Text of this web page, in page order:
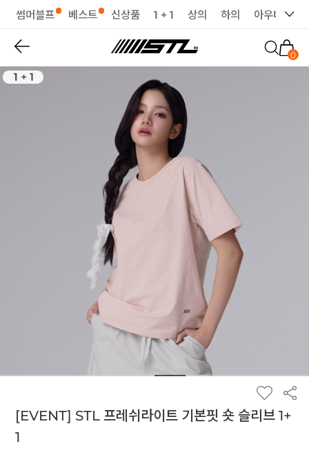
썸머블프 베스트 신상품 1 + 1 상의 하의 아우터
0
[EVENT] STL 프레쉬라이트 기본핏 숏 슬리브 1+
1